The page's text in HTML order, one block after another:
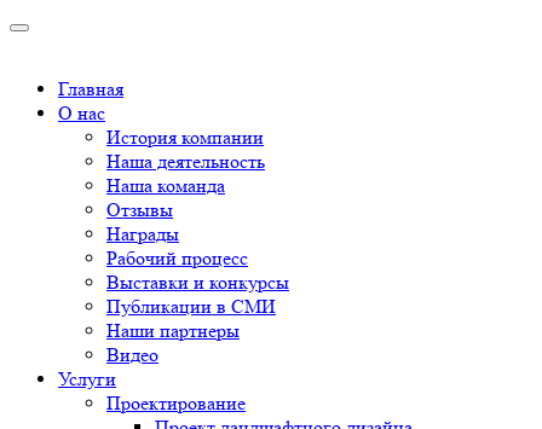
Главная
О нас
История компании
Наша деятельность
Наша команда
Отзывы
Награды
Рабочий процесс
Выставки и конкурсы
Публикации в СМИ
Наши партнеры
Видео
Услуги
Проектирование